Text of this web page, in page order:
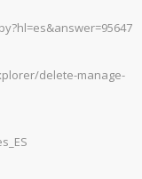
delete-manage-